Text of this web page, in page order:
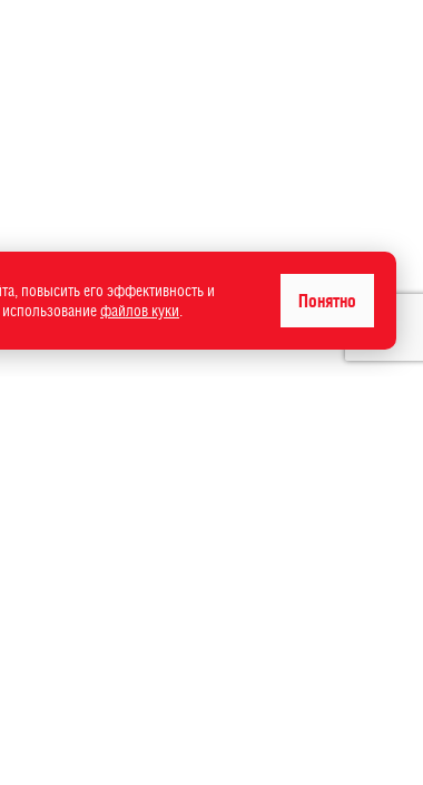
повысить его эффективность и
файлов куки Понятно